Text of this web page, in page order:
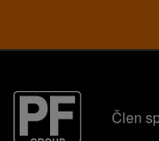
Člen